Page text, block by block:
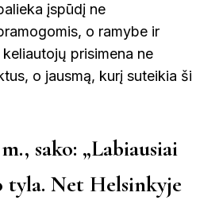
įspūdį ne
o ramybe ir
prisimena ne
o jausmą, kurį suteikia ši
sako: „Labiausiai
tyla. Net Helsinkyje